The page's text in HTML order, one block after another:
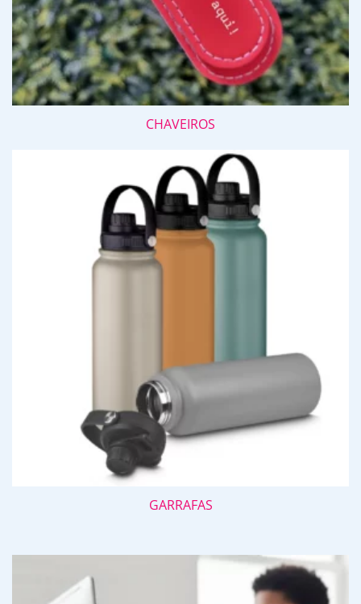
CHAVEIROS
GARRAFAS